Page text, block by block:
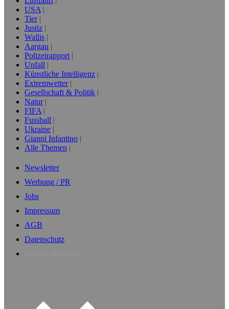
USA
Tier
Justiz
Wallis
Aargau
Polizeirapport
Unfall
Künstliche Intelligenz
Extremwetter
Gesellschaft & Politik
Natur
FIFA
Fussball
Ukraine
Gianni Infantino
Alle Themen
Newsletter
Werbung / PR
Jobs
Impressum
AGB
Datenschutz